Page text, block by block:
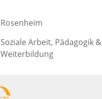
Rosenheim
Soziale Arbeit, Pädagogik &
Weiterbildung